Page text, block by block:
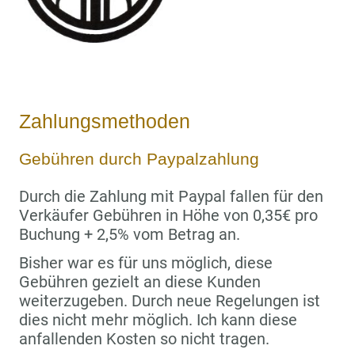
Zahlungsmethoden
Gebühren durch Paypalzahlung
Durch die Zahlung mit Paypal fallen für den
Verkäufer Gebühren in Höhe von 0,35€ pro
Buchung + 2,5% vom Betrag an.
Bisher war es für uns möglich, diese
Gebühren gezielt an diese Kunden
weiterzugeben. Durch neue Regelungen ist
dies nicht mehr möglich. Ich kann diese
anfallenden Kosten so nicht tragen.